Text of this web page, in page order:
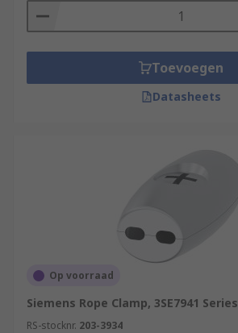
Toevoegen
Datasheets
Op voorraad
Siemens Rope Clamp, 3SE7941 Series
RS-stocknr. 203-3934